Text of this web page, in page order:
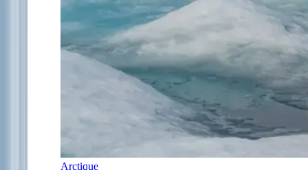
Arctique